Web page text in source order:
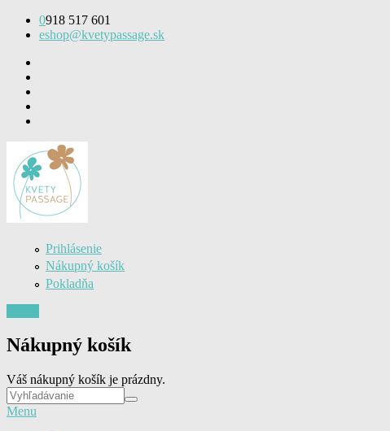
Skočiť na hlavný obsah
0918 517 601
eshop@kvetypassage.sk
Prihlásenie
Nákupný košík
Pokladňa
Nákupný košík
Váš nákupný košík je prázdny.
Vyhľadávanie
Menu